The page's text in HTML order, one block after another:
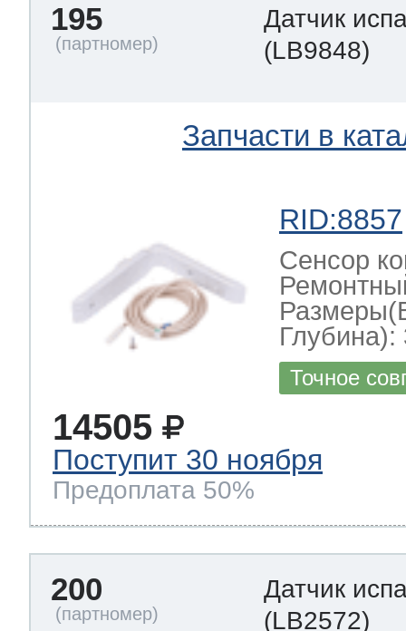
195
Датчик
(LB9848)
Запчасти в
RID:8857
Сенсор
Глубина):
Точное
14505
Поступит 30 ноября
Предоплата 50%
200
Датчик
(LB2572)